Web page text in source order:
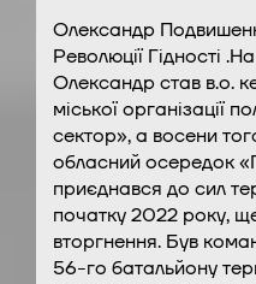
Олександр
Революції Гідності
Олександр став в.о.
міської організації
сектор», а восени
обласний осередок
приєднався до сил
початку 2022 року,
вторгнення. Був
56-го батальйону